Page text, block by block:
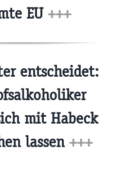
EU +++
entscheidet:
mit Habeck
lassen +++